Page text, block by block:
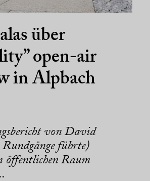
über
open-air
in Alpbach
von David
Rundgänge führte)
öffentlichen Raum